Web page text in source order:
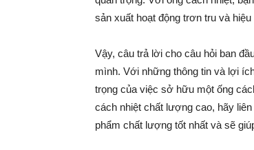
sản xuất hoạt động trơn tru và hiệu
Vậy, câu trả lời cho câu hỏi ban
mình. Với những thông tin và lợi
trọng của việc sở hữu một ống
cách nhiệt chất lượng cao, hãy
phẩm chất lượng tốt nhất và sẽ